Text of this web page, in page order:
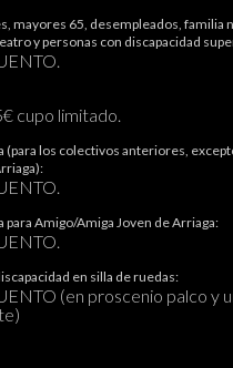
mayores 65, desempleados, familia
y personas con discapacidad
cupo limitado.
(para los colectivos anteriores,
para Amigo/Amiga Joven de Arriaga:
en silla de ruedas:
(en proscenio palco y